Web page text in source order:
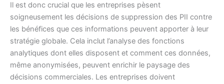
Il est donc crucial que les entreprises pèsent
soigneusement les décisions de suppression des PII contre
les bénéfices que ces informations peuvent apporter à leur
stratégie globale. Cela inclut l’analyse des fonctions
analytiques dont elles disposent et comment ces données,
même anonymisées, peuvent enrichir le paysage des
décisions commerciales. Les entreprises doivent